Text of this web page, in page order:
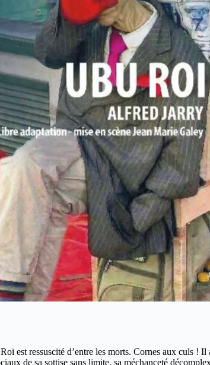
est ressuscité d’entre les morts. Cornes aux culs !
de sa sottise sans limite, sa méchanceté